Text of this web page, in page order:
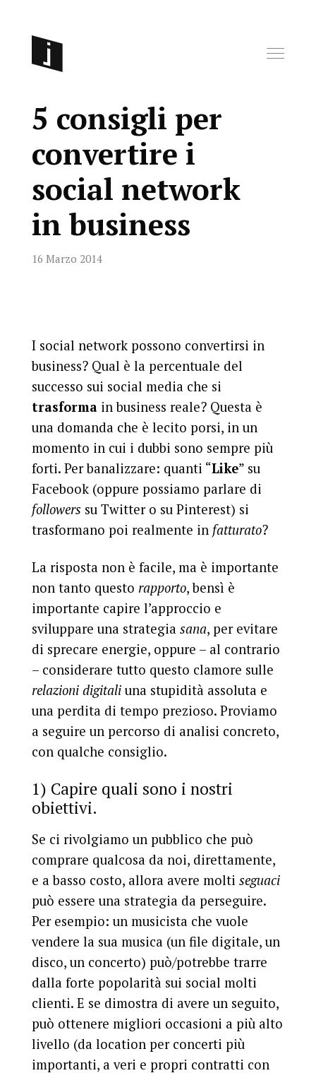
5 consigli per
convertire i
social network
in business
16 Marzo 2014
I social network possono convertirsi in
business? Qual è la percentuale del
successo sui social media che si
trasformain business reale? Questa è
una domanda che è lecito porsi, in un
momento in cui i dubbi sono sempre più
forti. Per banalizzare: quanti “Like” su
Facebook (oppure possiamo parlare di
followerssu Twitter o su Pinterest) si
trasformano poi realmente in fatturato?
La risposta non è facile, ma è importante
non tanto questo rapporto, bensì è
importante capire l’approccio e
sviluppare una strategia sana, per evitare
di sprecare energie, oppure – al contrario
– considerare tutto questo clamore sulle
relazioni digitaliuna stupidità assoluta e
una perdita di tempo prezioso. Proviamo
a seguire un percorso di analisi concreto,
con qualche consiglio.
1) Capire quali sono i nostri
obiettivi.
Se ci rivolgiamo un pubblico che può
comprare qualcosa da noi, direttamente,
e a basso costo, allora avere molti seguaci
può essere una strategia da perseguire.
Per esempio: un musicista che vuole
vendere la sua musica (un file digitale, un
disco, un concerto) può/potrebbe trarre
dalla forte popolarità sui social molti
clienti. E se dimostra di avere un seguito,
può ottenere migliori occasioni a più alto
livello (da location per concerti più
importanti, a veri e propri contratti con